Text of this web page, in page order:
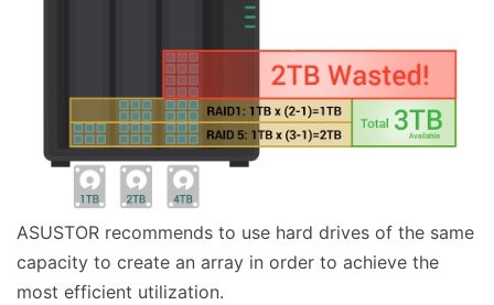
ASUSTOR recommends to use hard drives of the same
capacity to create an array in order to achieve the
most efficient utilization.